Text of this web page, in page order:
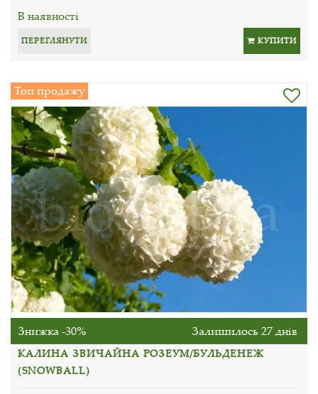
В наявності
ПЕРЕГЛЯНУТИ КУПИТИ
Топ продажу
Знижка -30% Залишилось 27 днів
КАЛИНА ЗВИЧАЙНА РОЗЕУМ/БУЛЬДЕНЕЖ
(SNOWBALL)